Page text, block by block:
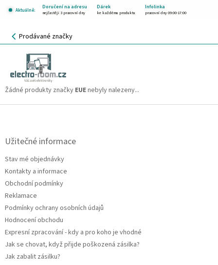
Aktuálně:
Doručení na adresu Dárek Infolinka
nejčastěji 3 pracovní dny ke každému produktu pracovní dny 09:00-17:00
NÁKUPNÍ
KOŠÍK
Prodávané značky
Žádné produkty značky EUEnebyly nalezeny...
Z
Užitečné informace
Stav mé objednávky
Kontakty a informace
Obchodní podmínky
Reklamace
Podmínky ochrany osobních údajů
Hodnocení obchodu
Expresní zpracování - kdy a pro koho je vhodné
Jak se chovat, když přijde poškozená zásilka?
Jak zabalit zásilku?